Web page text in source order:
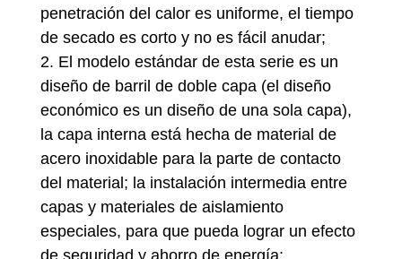
penetración del calor es uniforme, el tiempo
de secado es corto y no es fácil anudar;
2. El modelo estándar de esta serie es un
diseño de barril de doble capa (el diseño
económico es un diseño de una sola capa),
la capa interna está hecha de material de
acero inoxidable para la parte de contacto
del material; la instalación intermedia entre
capas y materiales de aislamiento
especiales, para que pueda lograr un efecto